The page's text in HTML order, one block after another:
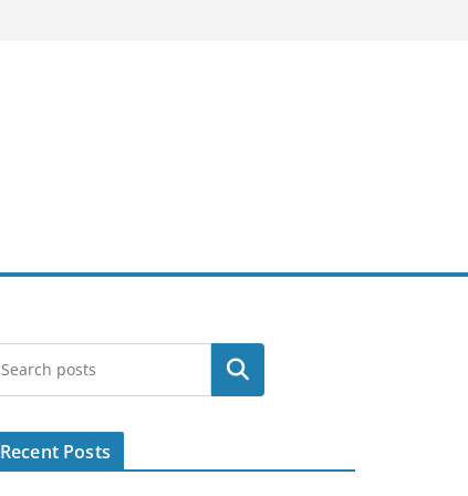
Search
Recent Posts